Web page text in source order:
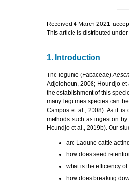
Received 4 March 2021,
This article is distributed
1. Introduction
The legume (Fabaceae)
Adjolohoun, 2008; Houndjo et
the establishment of this
many legumes species can
Campos et al., 2008). As it is
methods such as ingestion
Houndjo et al., 2019b). Our
are Lagune cattle
how does seed
what is the efficiency
how does breaking